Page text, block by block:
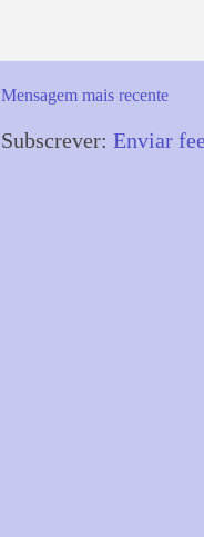
Mensagem mais recente
Subscrever: Enviar